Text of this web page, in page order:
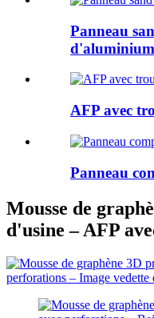
Panneau
d'aluminium
AFP avec
Panneau
Mousse de
d'usine – AFP